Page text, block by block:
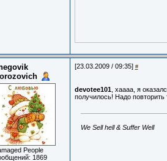
People
1869
[23.03.2009 / 09:35] #
devotee101, хаааа, я
получилось! Надо
We Sell hell & Suffer Well